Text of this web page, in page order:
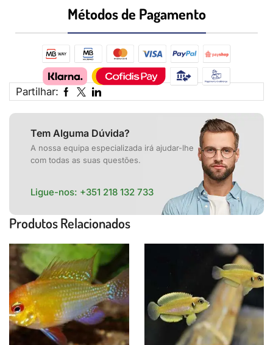
Métodos de Pagamento​
Partilhar:
Tem Alguma Dúvida?
A nossa equipa especializada irá ajudar-lhe
com todas as suas questões.
Ligue-nos: +351 218 132 733
Produtos Relacionados